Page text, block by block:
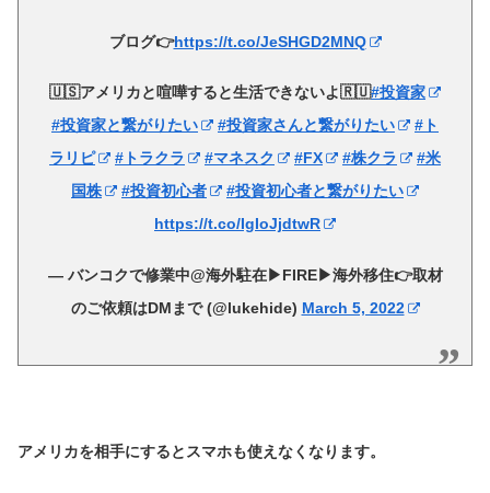
ブログ👉https://t.co/JeSHGD2MNQ
🇺🇸アメリカと喧嘩すると生活できないよ🇷🇺#投資家
#投資家と繋がりたい
#投資家さんと繋がりたい
#ト
ラリピ
#トラクラ #マネスク #FX #株クラ
#米
国株
#投資初心者
#投資初心者と繋がりたい
https://t.co/IgIoJjdtwR
— バンコクで修業中@海外駐在▶︎FIRE▶︎海外移住👉取材
のご依頼はDMまで (@lukehide) March 5, 2022
アメリカを相手にするとスマホも使えなくなります。